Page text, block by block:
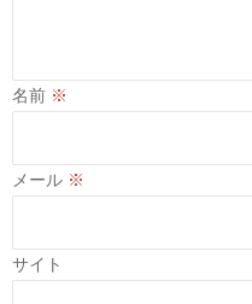
名前 ※
メール ※
サイト